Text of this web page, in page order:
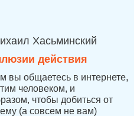
Хасьминский
действия
вы общаетесь в интернете,
человеком, и
чтобы добиться от
(а совсем не вам)